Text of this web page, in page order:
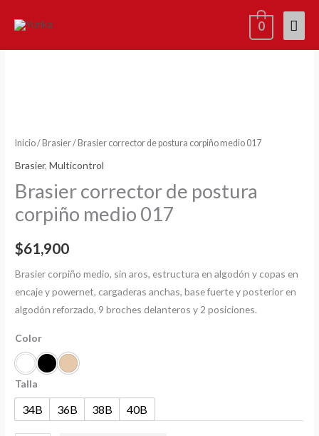
0
Inicio/ Brasier/ Brasier corrector de postura corpiño medio 017
Brasier,Multicontrol
Brasier corrector de postura
corpiño medio 017
$61,900
Brasier corpiño medio, sin aros, estructura en algodón y copas en
encaje y powernet, cargaderas anchas, base fuerte y posterior en
algodón reforzado, 9 broches delanteros y 2 posiciones.
Color
Talla
34B 36B 38B 40B
Brasier
medio
017